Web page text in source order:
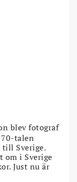
blev fotograf
talen
till Sverige.
om i Sverige
Just nu är